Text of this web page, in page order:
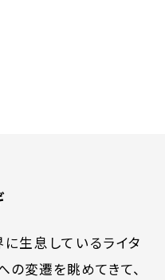
生息しているライタ
の変遷を眺めてきて、